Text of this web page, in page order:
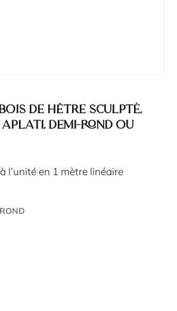
de hêtre sculpté,
demi-rond ou
l’unité en 1 mètre linéaire